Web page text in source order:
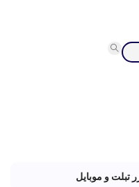
تبلت و موبایل